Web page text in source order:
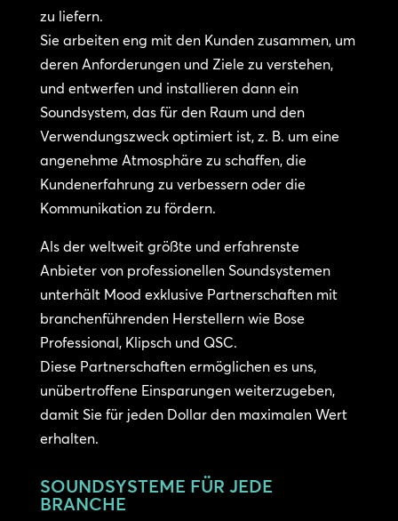
zu liefern.
Sie arbeiten eng mit den Kunden zusammen, um
deren Anforderungen und Ziele zu verstehen,
und entwerfen und installieren dann ein
Soundsystem, das für den Raum und den
Verwendungszweck optimiert ist, z. B. um eine
angenehme Atmosphäre zu schaffen, die
Kundenerfahrung zu verbessern oder die
Kommunikation zu fördern.
Als der weltweit größte und erfahrenste
Anbieter von professionellen Soundsystemen
unterhält Mood exklusive Partnerschaften mit
branchenführenden Herstellern wie Bose
Professional, Klipsch und QSC.
Diese Partnerschaften ermöglichen es uns,
unübertroffene Einsparungen weiterzugeben,
damit Sie für jeden Dollar den maximalen Wert
erhalten.
SOUNDSYSTEME FÜR JEDE
BRANCHE